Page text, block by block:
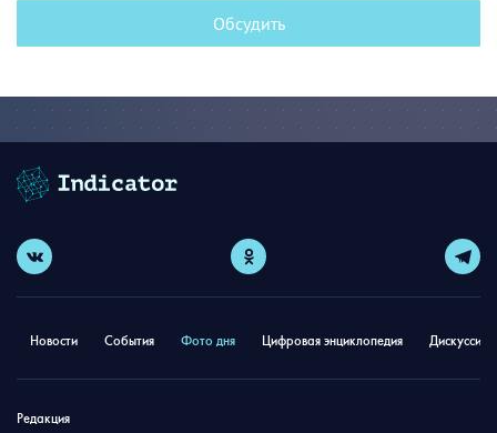
Обсудить
Новости События Фото дня Цифровая энциклопедия
Редакция